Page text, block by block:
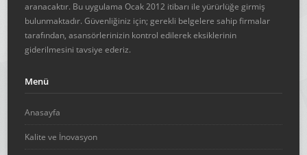
aranacaktır. Bu uygulama Ocak 2012 itibarı ile yürürlüğe girmiş
bulunmaktadır. Güvenliğiniz için; gerekli belgelere sahip firmalar
tarafından, asansörlerinizin kontrol edilerek eksiklerinin
giderilmesini tavsiye ederiz.
Menü
Anasayfa
Kalite ve İnovasyon